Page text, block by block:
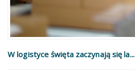
W logistyce święta zaczynają się la...